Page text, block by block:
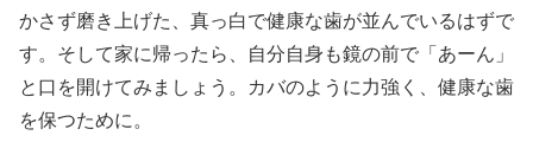
かさず磨き上げた、真っ白で健康な歯が並んでいるはずで
す。そして家に帰ったら、自分自身も鏡の前で「あーん」
と口を開けてみましょう。カバのように力強く、健康な歯
を保つために。